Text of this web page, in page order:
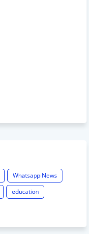
Whatsapp News
education